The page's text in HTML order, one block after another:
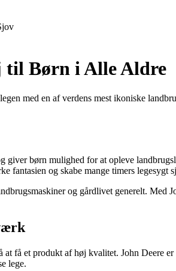
til Børn i Alle Aldre
med en af ​​verdens mest ikoniske
børn mulighed for at opleve
fantasien og skabe mange timers legesygt
og gårdlivet generelt.
få et produkt af høj kvalitet. John Deere
lege.